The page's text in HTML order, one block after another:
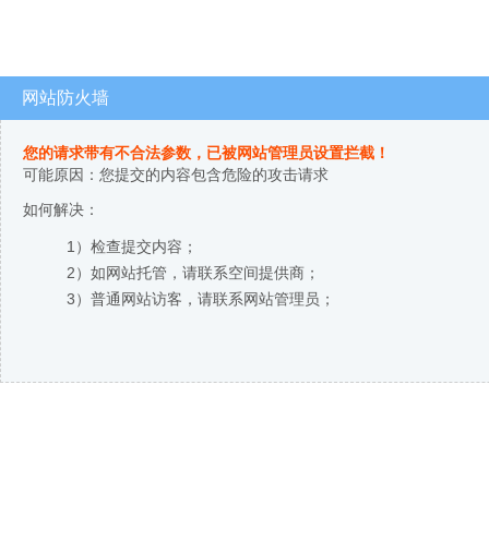
网站防火墙
您的请求带有不合法参数，已被网站管理员设置拦截！
可能原因：您提交的内容包含危险的攻击请求
如何解决：
1）检查提交内容；
2）如网站托管，请联系空间提供商；
3）普通网站访客，请联系网站管理员；